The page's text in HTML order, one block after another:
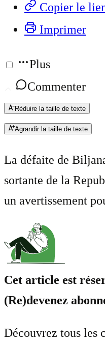
Copier le
Imprimer
Plus
Commenter
Réduire la taille de texte
Agrandir la taille de texte
La défaite de
sortante de la
un avertissement
Cet article est
(Re)devenez
Découvrez tous les